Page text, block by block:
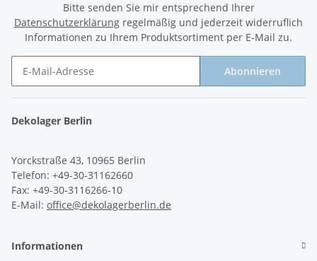
Bitte senden Sie mir entsprechend Ihrer
Datenschutzerklärung regelmäßig und jederzeit widerruflich
Informationen zu Ihrem Produktsortiment per E-Mail zu.
Abonnieren
Dekolager Berlin
Yorckstraße 43, 10965 Berlin
Telefon: +49-30-31162660
Fax: +49-30-3116266-10
E-Mail: office@dekolagerberlin.de
Informationen